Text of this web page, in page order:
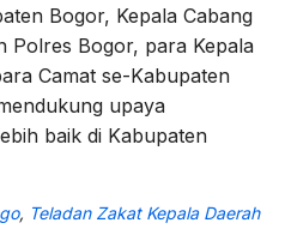
Bogor, Kepala Cabang
Polres Bogor, para Kepala
Camat se-Kabupaten
upaya
baik di Kabupaten
, Teladan Zakat Kepala Daerah